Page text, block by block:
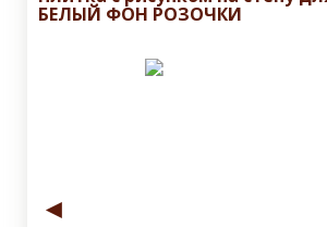
БЕЛЫЙ ФОН РОЗОЧКИ
◄